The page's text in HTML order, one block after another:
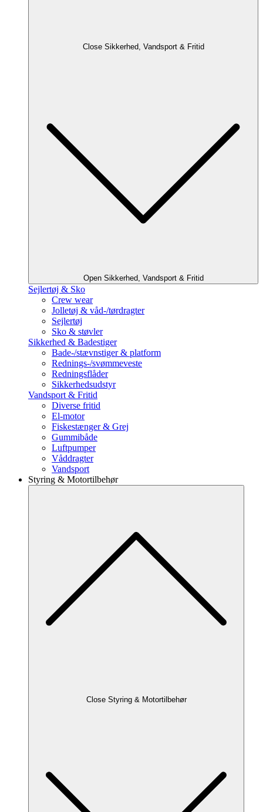
Close Sikkerhed, Vandsport & Fritid
Open Sikkerhed, Vandsport & Fritid
Sejlertøj & Sko
Crew wear
Jolletøj & våd-/tørdragter
Sejlertøj
Sko & støvler
Sikkerhed & Badestiger
Bade-/stævnstiger & platform
Rednings-/svømmeveste
Redningsflåder
Sikkerhedsudstyr
Vandsport & Fritid
Diverse fritid
El-motor
Fiskestænger & Grej
Gummibåde
Luftpumper
Våddragter
Vandsport
Styring & Motortilbehør
Close Styring & Motortilbehør